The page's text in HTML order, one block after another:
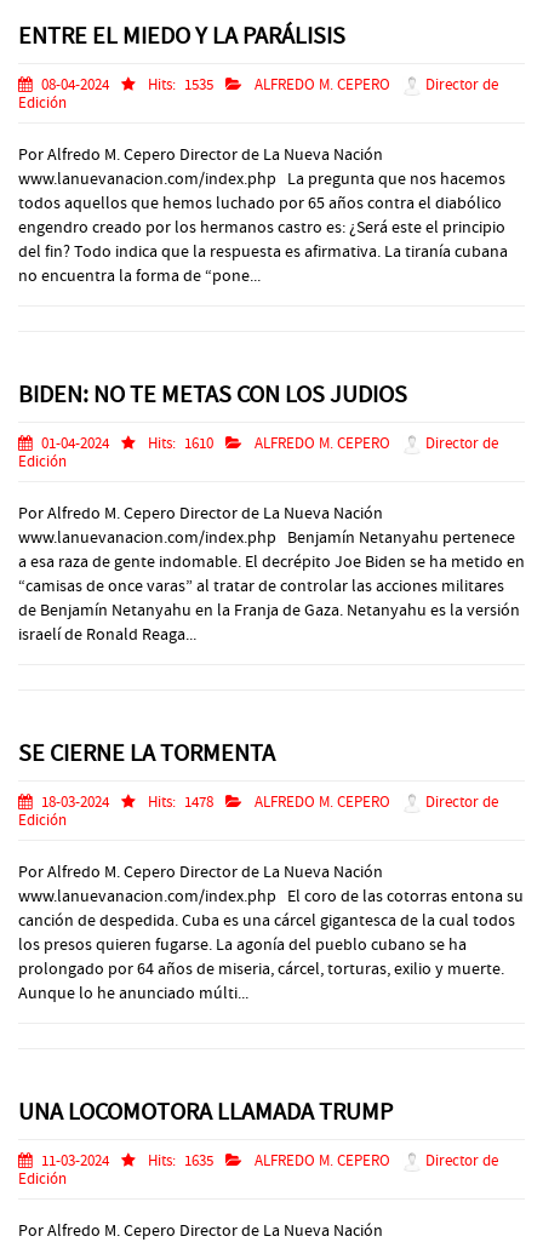
ENTRE EL MIEDO Y LA PARÁLISIS
08-04-2024 Hits: 1535 ALFREDO M. CEPERO
Director de
Edición
Por Alfredo M. Cepero Director de La Nueva Nación
www.lanuevanacion.com/index.php La pregunta que nos hacemos
todos aquellos que hemos luchado por 65 años contra el diabólico
engendro creado por los hermanos castro es: ¿Será este el principio
del fin? Todo indica que la respuesta es afirmativa. La tiranía cubana
no encuentra la forma de “pone...
BIDEN: NO TE METAS CON LOS JUDIOS
01-04-2024 Hits: 1610 ALFREDO M. CEPERO
Director de
Edición
Por Alfredo M. Cepero Director de La Nueva Nación
www.lanuevanacion.com/index.php Benjamín Netanyahu pertenece
a esa raza de gente indomable. El decrépito Joe Biden se ha metido en
“camisas de once varas” al tratar de controlar las acciones militares
de Benjamín Netanyahu en la Franja de Gaza. Netanyahu es la versión
israelí de Ronald Reaga...
SE CIERNE LA TORMENTA
18-03-2024 Hits: 1478 ALFREDO M. CEPERO
Director de
Edición
Por Alfredo M. Cepero Director de La Nueva Nación
www.lanuevanacion.com/index.php El coro de las cotorras entona su
canción de despedida. Cuba es una cárcel gigantesca de la cual todos
los presos quieren fugarse. La agonía del pueblo cubano se ha
prolongado por 64 años de miseria, cárcel, torturas, exilio y muerte.
Aunque lo he anunciado múlti...
UNA LOCOMOTORA LLAMADA TRUMP
11-03-2024 Hits: 1635 ALFREDO M. CEPERO
Director de
Edición
Por Alfredo M. Cepero Director de La Nueva Nación